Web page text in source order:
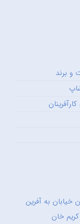
و برند
خیابان به آفرین